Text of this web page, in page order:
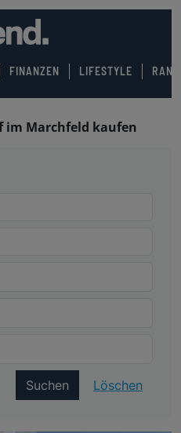
FINANZEN LIFESTYLE
im Marchfeld kaufen
Suchen Löschen